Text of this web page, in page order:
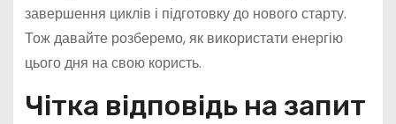
завершення циклів і підготовку до нового старту.
Тож давайте розберемо, як використати енергію
цього дня на свою користь.
Чітка відповідь на запит